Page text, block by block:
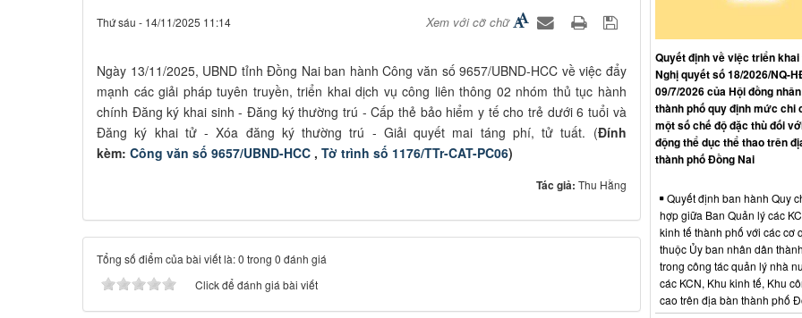
Thứ sáu - 14/11/2025 11:14 Xem với cỡ chữ
Ngày 13/11/2025, UBND tỉnh Đồng Nai ban hành Công văn số 9657/UBND-HCC về việc đẩy
mạnh các giải pháp tuyên truyền, triển khai dịch vụ công liên thông 02 nhóm thủ tục hành
chính Đăng ký khai sinh - Đăng ký thường trú - Cấp thẻ bảo hiểm y tế cho trẻ dưới 6 tuổi và
Đăng ký khai tử - Xóa đăng ký thường trú - Giải quyết mai táng phí, tử tuất. (Đính
kèm: Công văn số 9657/UBND-HCC , Tờ trình số 1176/TTr-CAT-PC06)
Tác giả: Thu Hằng
Tổng số điểm của bài viết là: 0 trong 0 đánh giá
Click để đánh giá bài viết
Quyết định về việc triển
Nghị quyết số 18/2026/NQ-
09/7/2026 của Hội đồng
thành phố quy định mức chi
một số chế độ đặc thù đối
động thể dục thể thao trên
thành phố Đồng Nai
Quyết định ban hành Quy
hợp giữa Ban Quản lý các
kinh tế thành phố với các cơ
thuộc Ủy ban nhân dân
trong công tác quản lý nhà
các KCN, Khu kinh tế, Khu
cao trên địa bàn thành phố